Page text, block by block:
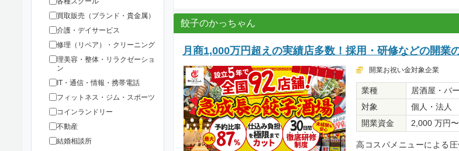
買取販売（ブランド・貴金属）
介護・デイサービス
修理（リペア）・クリーニング
理美容・整体・リラクゼーショ
ン
IT・通信・情報・携帯電話
フィットネス・ジム・スポーツ
コインランドリー
不動産
結婚相談所
餃子のかっちゃん
月商1,000万円超えの実績店多数！採用・研修などの開業
開業お祝い金対象企業
業種
居酒屋・バー
対象
個人・法人
開業資金
2,000 万円〜
高コスパメニューによる